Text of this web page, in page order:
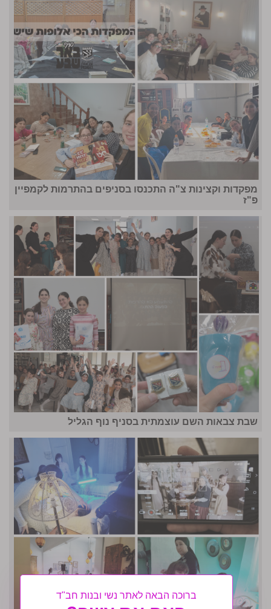
מפקדות וקצינות צ"ה התכנסו בסניפים בהתרמות לקמפיין
פ"ז
שבת צבאות השם עוצמתית בסניף נוף הגליל
ברוכה הבאה לאתר נשי ובנות חב"ד